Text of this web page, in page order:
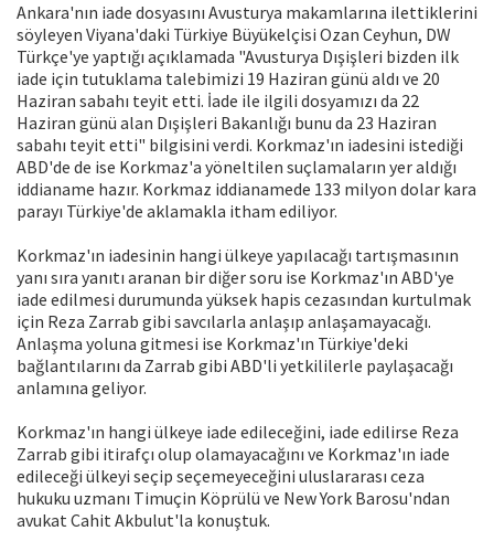
Ankara'nın iade dosyasını Avusturya makamlarına ilettiklerini
söyleyen Viyana'daki Türkiye Büyükelçisi Ozan Ceyhun, DW
Türkçe'ye yaptığı açıklamada "Avusturya Dışişleri bizden ilk
iade için tutuklama talebimizi 19 Haziran günü aldı ve 20
Haziran sabahı teyit etti. İade ile ilgili dosyamızı da 22
Haziran günü alan Dışişleri Bakanlığı bunu da 23 Haziran
sabahı teyit etti" bilgisini verdi. Korkmaz'ın iadesini istediği
ABD'de de ise Korkmaz'a yöneltilen suçlamaların yer aldığı
iddianame hazır. Korkmaz iddianamede 133 milyon dolar kara
parayı Türkiye'de aklamakla itham ediliyor.
Korkmaz'ın iadesinin hangi ülkeye yapılacağı tartışmasının
yanı sıra yanıtı aranan bir diğer soru ise Korkmaz'ın ABD'ye
iade edilmesi durumunda yüksek hapis cezasından kurtulmak
için Reza Zarrab gibi savcılarla anlaşıp anlaşamayacağı.
Anlaşma yoluna gitmesi ise Korkmaz'ın Türkiye'deki
bağlantılarını da Zarrab gibi ABD'li yetkililerle paylaşacağı
anlamına geliyor.
Korkmaz'ın hangi ülkeye iade edileceğini, iade edilirse Reza
Zarrab gibi itirafçı olup olamayacağını ve Korkmaz'ın iade
edileceği ülkeyi seçip seçemeyeceğini uluslararası ceza
hukuku uzmanı Timuçin Köprülü ve New York Barosu'ndan
avukat Cahit Akbulut'la konuştuk.